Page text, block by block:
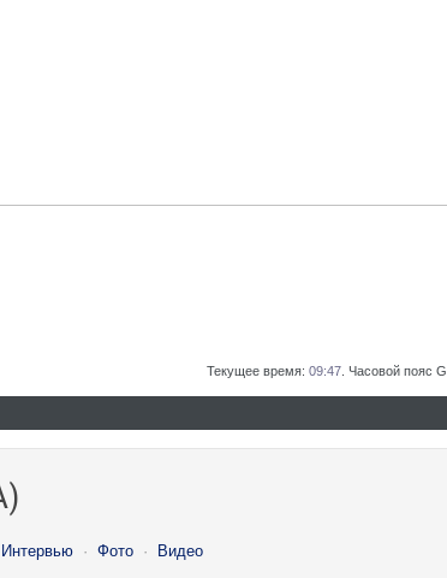
Текущее время: 09:47 . Часовой пояс
Интервью · Фото · Видео